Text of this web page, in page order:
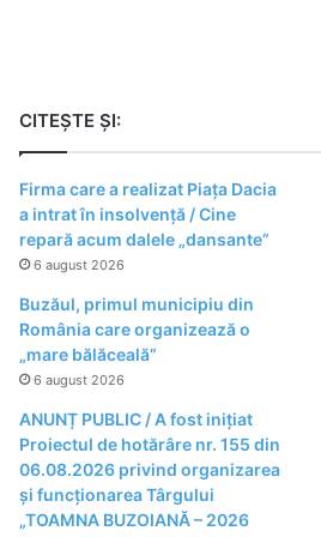
CITEȘTE ȘI:
Firma care a realizat Piața Dacia
a intrat în insolvență / Cine
repară acum dalele „dansante”
6 august 2026
Buzăul, primul municipiu din
România care organizează o
„mare bălăceală”
6 august 2026
ANUNȚ PUBLIC / A fost inițiat
Proiectul de hotărâre nr. 155 din
06.08.2026 privind organizarea
şi funcţionarea Târgului
„TOAMNA BUZOIANĂ – 2026